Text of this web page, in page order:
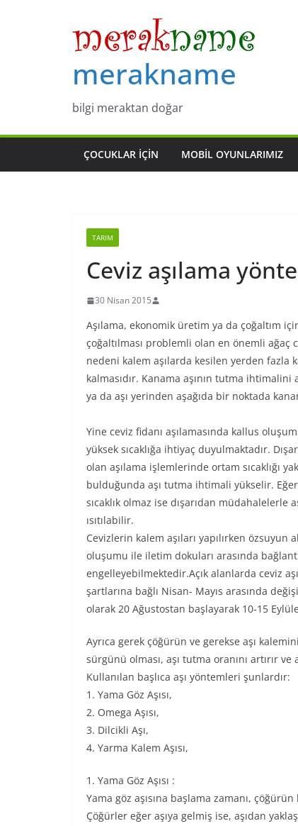
merakname
bilgi meraktan doğar
ÇOCUKLAR IÇIN MOBIL OYUNLARIMIZ
TARIM
Ceviz aşılama
30 Nisan 2015
Aşılama, ekonomik üretim ya da çoğaltım
çoğaltılması problemli olan en önemli ağaç
nedeni kalem aşılarda kesilen yerden fazla
kalmasıdır. Kanama aşının tutma
ya da aşı yerinden aşağıda bir noktada
Yine ceviz fidanı aşılamasında kallus
yüksek sıcaklığa ihtiyaç duyulmaktadır.
olan aşılama işlemlerinde ortam sıcaklığı
bulduğunda aşı tutma ihtimali yükselir.
sıcaklık olmaz ise dışarıdan müdahalelerle
ısıtılabilir.
Cevizlerin kalem aşıları yapılırken özsuyun
oluşumu ile iletim dokuları arasında
engelleyebilmektedir.Açık alanlarda ceviz
şartlarına bağlı Nisan- Mayıs arasında
olarak 20 Ağustostan başlayarak 10-15
Ayrıca gerek çöğürün ve gerekse aşı
sürgünü olması, aşı tutma oranını artırır ve
Kullanılan başlıca aşı yöntemleri şunlardır:
1. Yama Göz Aşısı,
2. Omega Aşısı,
3. Dilcikli Aşı,
4. Yarma Kalem Aşısı,
1. Yama Göz Aşısı :
Yama göz aşısına başlama zamanı,
Çöğürler eğer aşıya gelmiş ise, aşıdan